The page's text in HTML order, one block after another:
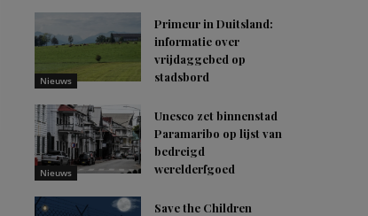
Nieuws
Primeur in Duitsland:
informatie over
vrijdaggebed op
stadsbord
Nieuws
Unesco zet binnenstad
Paramaribo op lijst van
bedreigd
werelderfgoed
Save the Children